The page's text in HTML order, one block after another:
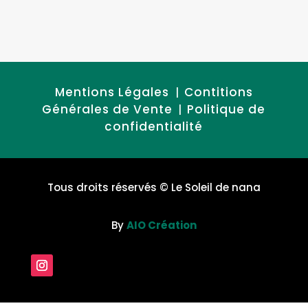
Mentions Légales
Contitions
Générales de Vente
Politique de
confidentialité
Tous droits réservés © Le Soleil de nana
ByAIO Création